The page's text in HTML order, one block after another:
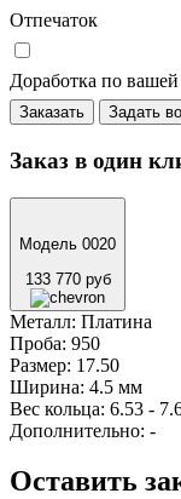
Отпечаток
Доработка по вашей
Заказать Задать
Заказ в один
Модель 0020
133 770 руб
Металл: Платина
Проба: 950
Размер: 17.50
Ширина: 4.5 мм
Вес кольца: 6.53 -
Дополнительно: -
Оставить